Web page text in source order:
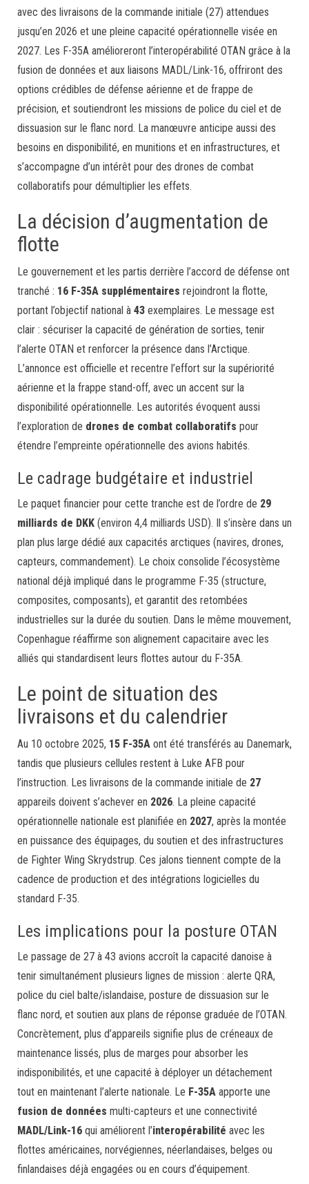
avec des livraisons de la commande initiale (27) attendues
jusqu’en 2026 et une pleine capacité opérationnelle visée en
2027. Les F-35A amélioreront l’interopérabilité OTAN grâce à la
fusion de données et aux liaisons MADL/Link-16, offriront des
options crédibles de défense aérienne et de frappe de
précision, et soutiendront les missions de police du ciel et de
dissuasion sur le flanc nord. La manœuvre anticipe aussi des
besoins en disponibilité, en munitions et en infrastructures, et
s’accompagne d’un intérêt pour des drones de combat
collaboratifs pour démultiplier les effets.
La décision d’augmentation de
flotte
Le gouvernement et les partis derrière l’accord de défense ont
tranché : 16 F-35A supplémentaires rejoindront la flotte,
portant l’objectif national à 43 exemplaires. Le message est
clair : sécuriser la capacité de génération de sorties, tenir
l’alerte OTAN et renforcer la présence dans l’Arctique.
L’annonce est officielle et recentre l’effort sur la supériorité
aérienne et la frappe stand-off, avec un accent sur la
disponibilité opérationnelle. Les autorités évoquent aussi
l’exploration de drones de combat collaboratifs pour
étendre l’empreinte opérationnelle des avions habités.
Le cadrage budgétaire et industriel
Le paquet financier pour cette tranche est de l’ordre de 29
milliards de DKK (environ 4,4 milliards USD). Il s’insère dans un
plan plus large dédié aux capacités arctiques (navires, drones,
capteurs, commandement). Le choix consolide l’écosystème
national déjà impliqué dans le programme F-35 (structure,
composites, composants), et garantit des retombées
industrielles sur la durée du soutien. Dans le même mouvement,
Copenhague réaffirme son alignement capacitaire avec les
alliés qui standardisent leurs flottes autour du F-35A.
Le point de situation des
livraisons et du calendrier
Au 10 octobre 2025, 15 F-35A ont été transférés au Danemark,
tandis que plusieurs cellules restent à Luke AFB pour
l’instruction. Les livraisons de la commande initiale de 27
appareils doivent s’achever en 2026. La pleine capacité
opérationnelle nationale est planifiée en 2027, après la montée
en puissance des équipages, du soutien et des infrastructures
de Fighter Wing Skrydstrup. Ces jalons tiennent compte de la
cadence de production et des intégrations logicielles du
standard F-35.
Les implications pour la posture OTAN
Le passage de 27 à 43 avions accroît la capacité danoise à
tenir simultanément plusieurs lignes de mission : alerte QRA,
police du ciel balte/islandaise, posture de dissuasion sur le
flanc nord, et soutien aux plans de réponse graduée de l’OTAN.
Concrètement, plus d’appareils signifie plus de créneaux de
maintenance lissés, plus de marges pour absorber les
indisponibilités, et une capacité à déployer un détachement
tout en maintenant l’alerte nationale. Le F-35A apporte une
fusion de données multi-capteurs et une connectivité
MADL/Link-16 qui améliorent l’interopérabilité avec les
flottes américaines, norvégiennes, néerlandaises, belges ou
finlandaises déjà engagées ou en cours d’équipement.